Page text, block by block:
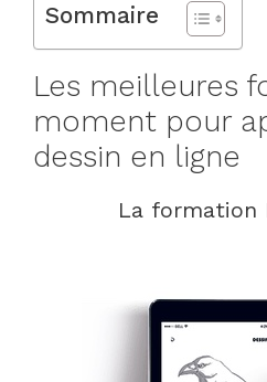
Sommaire
Les meilleures
moment pour
dessin en ligne
La formation